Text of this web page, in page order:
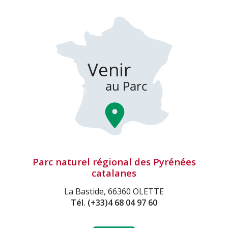
Parc naturel régional des Pyrénées
catalanes
La Bastide, 66360 OLETTE
Tél. (+33)4 68 04 97 60